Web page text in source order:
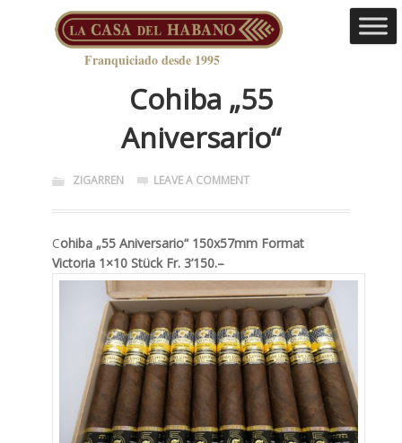
Franquiciado desde 1995
Cohiba „55
Aniversario“
ZIGARREN LEAVE A COMMENT
Cohiba „55 Aniversario“ 150x57mm Format
Victoria 1×10 Stück Fr. 3’150.–